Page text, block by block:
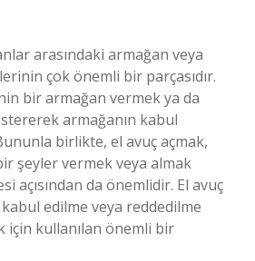
arasındaki armağan veya
çok önemli bir parçasıdır.
bir armağan vermek ya da
armağanın kabul
birlikte, el avuç açmak,
şeyler vermek veya almak
açısından da önemlidir. El avuç
edilme veya reddedilme
için kullanılan önemli bir